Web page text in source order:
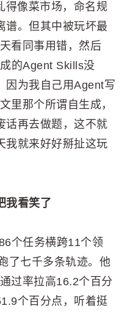
得像菜市场，命名规
谱。但其中被玩坏最
看同事用错，然后
的Agent Skills没
因为我自己用Agent写
里那个所谓自生成，
话再去做题，这不就
我就来好好掰扯这玩
我看笑了
个任务横跨11个领
了七千多条轨迹。他
过率拉高16.2个百分
个百分点，听着挺